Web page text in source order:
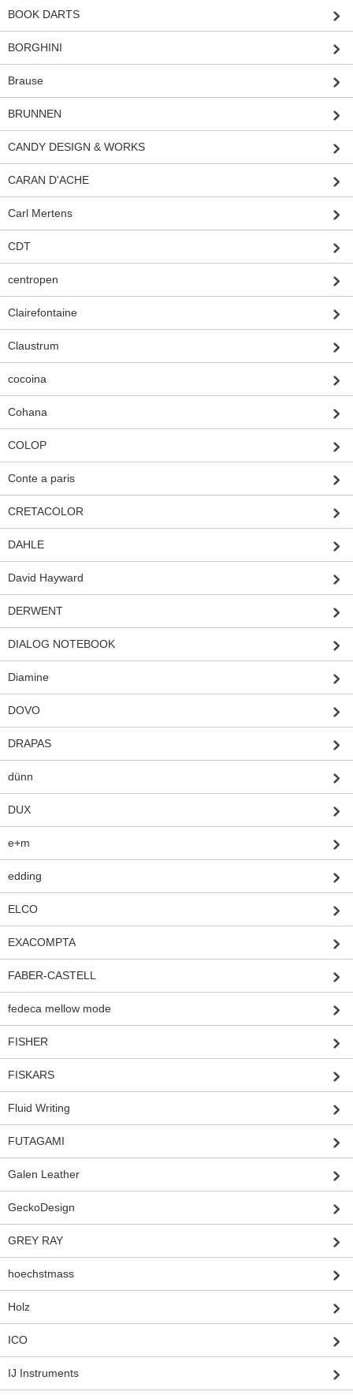
BOOK DARTS
BORGHINI
Brause
BRUNNEN
CANDY DESIGN & WORKS
CARAN D'ACHE
Carl Mertens
CDT
centropen
Clairefontaine
Claustrum
cocoina
Cohana
COLOP
Conte a paris
CRETACOLOR
DAHLE
David Hayward
DERWENT
DIALOG NOTEBOOK
Diamine
DOVO
DRAPAS
dünn
DUX
e+m
edding
ELCO
EXACOMPTA
FABER-CASTELL
fedeca mellow mode
FISHER
FISKARS
Fluid Writing
FUTAGAMI
Galen Leather
GeckoDesign
GREY RAY
hoechstmass
Holz
ICO
IJ Instruments